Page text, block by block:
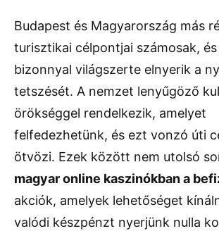
Budapest és Magyarország más
turisztikai célpontjai számosak,
bizonnyal világszerte elnyerik a
tetszését. A nemzet lenyűgöző
örökséggel rendelkezik, amelyet
felfedezhetünk, és ezt vonzó úti
ötvözi. Ezek között nem utolsó
magyar online kaszinókban a
akciók, amelyek lehetőséget
valódi készpénzt nyerjünk nulla